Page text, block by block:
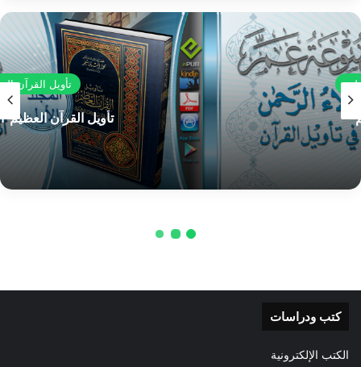
كتب ودراسات
الكتب الإلكترونية